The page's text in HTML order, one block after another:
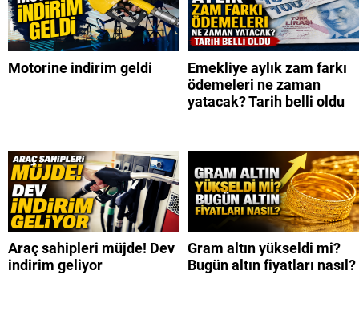
Motorine indirim geldi
Emekliye aylık zam farkı
ödemeleri ne zaman
yatacak? Tarih belli oldu
Araç sahipleri müjde! Dev
indirim geliyor
Gram altın yükseldi mi?
Bugün altın fiyatları nasıl?